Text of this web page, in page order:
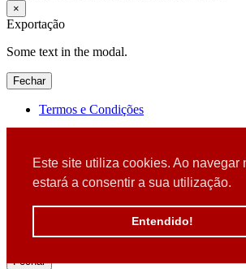
Este site utiliza cookies. Ao navegar
estará a consentir a sua utilização.
Entendido!
×
Exportação
Some text in the modal.
Fechar
Termos e Condições
Detectamos que está a usar um browser
Por favor, atualize o seu browser
para garantir uma melhor experiência.
Fechar